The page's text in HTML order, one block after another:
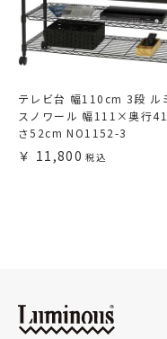
テレビ台 幅110cm 3段 ル
スノワール 幅111×奥行
さ52cm NO1152-3
11,800